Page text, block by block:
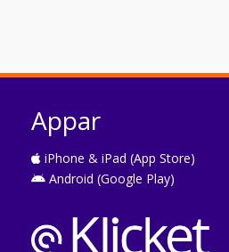
Appar
iPhone & iPad (App Store)
Android (Google Play)